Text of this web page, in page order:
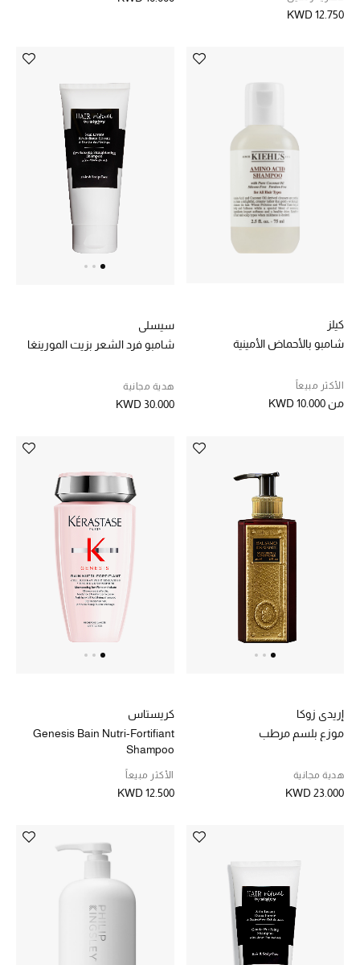
هدايا للأطفال
مستلزمات البنات (2 - 14 سنة)
مستلزمات الأولاد (2 - 14 سنة)
أبرز المصممين
عرض جميع المنتجات
أبرز المصممين
غرفة الطعام
الديكورات والإكسسوارات
الشموع والعطور المنزلية
المجوهرات
عرض كل التنزيلات
أبرز المصممين
KWD 12.750
كيلز
شامبو بالأحماض الأمينية
الأكثر مبيعاً
منKWD 10.000
سيسلي
شامبو فرد الشعر بزيت المورينغا
هدية مجانية
KWD 30.000
إريدي زوكا
موزع بلسم مرطب
هدية مجانية
KWD 23.000
كريستاس
Genesis Bain Nutri-Fortifiant
Shampoo
الأكثر مبيعاً
KWD 12.500